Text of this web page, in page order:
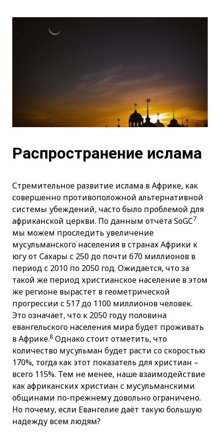
Распространение ислама
Стремительное развитие ислама в Африке, как
совершенно противоположной альтернативной
системы убеждений, часто было проблемой для
африканской церкви. По данным отчёта SoGC7
мы можем проследить увеличение
мусульманского населения в странах Африки к
югу от Сахары с 250 до почти 670 миллионов в
период с 2010 по 2050 год. Ожидается, что за
такой же период христианское население в этом
же регионе вырастет в геометрической
прогрессии с 517 до 1100 миллионов человек.
Это означает, что к 2050 году половина
евангельского населения мира будет проживать
в Африке.8 Однако стоит отметить, что
количество мусульман будет расти со скоростью
170%, тогда как этот показатель для христиан –
всего 115%. Тем не менее, наше взаимодействие
как африканских христиан с мусульманскими
общинами по-прежнему довольно ограничено.
Но почему, если Евангелие даёт такую ​​большую
надежду всем людям?